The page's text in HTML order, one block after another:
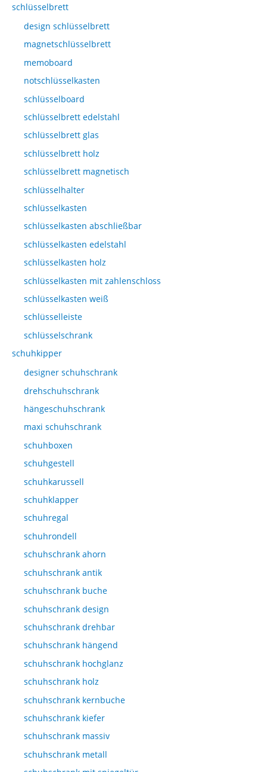
schlüsselbrett
design schlüsselbrett
magnetschlüsselbrett
memoboard
notschlüsselkasten
schlüsselboard
schlüsselbrett edelstahl
schlüsselbrett glas
schlüsselbrett holz
schlüsselbrett magnetisch
schlüsselhalter
schlüsselkasten
schlüsselkasten abschließbar
schlüsselkasten edelstahl
schlüsselkasten holz
schlüsselkasten mit zahlenschloss
schlüsselkasten weiß
schlüsselleiste
schlüsselschrank
schuhkipper
designer schuhschrank
drehschuhschrank
hängeschuhschrank
maxi schuhschrank
schuhboxen
schuhgestell
schuhkarussell
schuhklapper
schuhregal
schuhrondell
schuhschrank ahorn
schuhschrank antik
schuhschrank buche
schuhschrank design
schuhschrank drehbar
schuhschrank hängend
schuhschrank hochglanz
schuhschrank holz
schuhschrank kernbuche
schuhschrank kiefer
schuhschrank massiv
schuhschrank metall